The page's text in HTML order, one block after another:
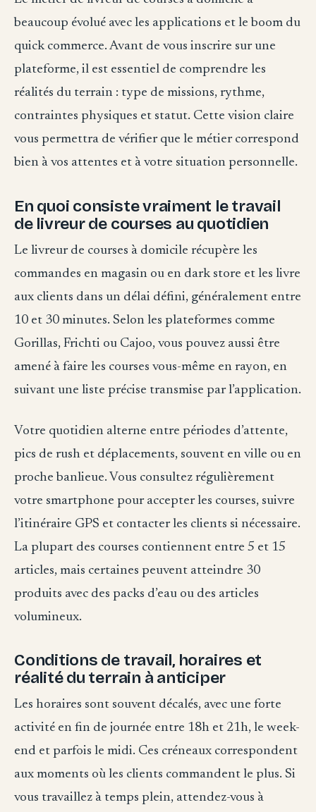
beaucoup évolué avec les applications et le boom du
quick commerce. Avant de vous inscrire sur une
plateforme, il est essentiel de comprendre les
réalités du terrain : type de missions, rythme,
contraintes physiques et statut. Cette vision claire
vous permettra de vérifier que le métier correspond
bien à vos attentes et à votre situation personnelle.
En quoi consiste vraiment le travail
de livreur de courses au quotidien
Le livreur de courses à domicile récupère les
commandes en magasin ou en dark store et les livre
aux clients dans un délai défini, généralement entre
10 et 30 minutes. Selon les plateformes comme
Gorillas, Frichti ou Cajoo, vous pouvez aussi être
amené à faire les courses vous-même en rayon, en
suivant une liste précise transmise par l’application.
Votre quotidien alterne entre périodes d’attente,
pics de rush et déplacements, souvent en ville ou en
proche banlieue. Vous consultez régulièrement
votre smartphone pour accepter les courses, suivre
l’itinéraire GPS et contacter les clients si nécessaire.
La plupart des courses contiennent entre 5 et 15
articles, mais certaines peuvent atteindre 30
produits avec des packs d’eau ou des articles
volumineux.
Conditions de travail, horaires et
réalité du terrain à anticiper
Les horaires sont souvent décalés, avec une forte
activité en fin de journée entre 18h et 21h, le week-
end et parfois le midi. Ces créneaux correspondent
aux moments où les clients commandent le plus. Si
vous travaillez à temps plein, attendez-vous à